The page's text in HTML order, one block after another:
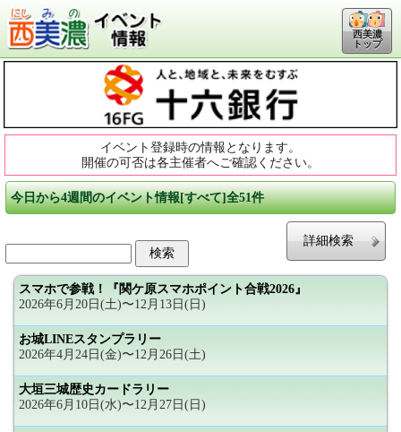
西美濃
トップ
イベント登録時の情報となります。
開催の可否は各主催者へご確認ください。
今日から4週間のイベント情報[すべて]全51件
詳細検索
スマホで参戦！『関ケ原スマホポイント合戦2026』
2026年6月20日(土)〜12月13日(日)
お城LINEスタンプラリー
2026年4月24日(金)〜12月26日(土)
大垣三城歴史カードラリー
2026年6月10日(水)〜12月27日(日)